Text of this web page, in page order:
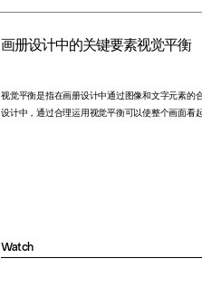
画册设计中的关键要素视觉平衡
视觉平衡是指在画册设计中通过图像和文字元素的
设计中，通过合理运用视觉平衡可以使整个画面看
Watch